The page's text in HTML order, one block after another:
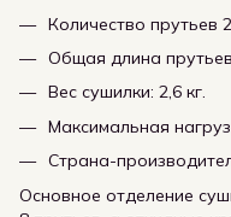
Количество прутьев
Общая длина
Вес сушилки: 2,6 кг.
Максимальная
Страна-
Основное отделение